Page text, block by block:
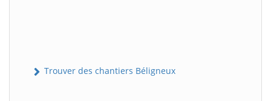
Trouver des chantiers Béligneux